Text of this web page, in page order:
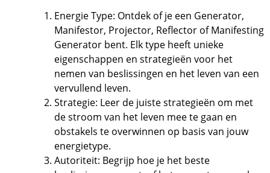
Energie Type: Ontdek of je een Generator,
Manifestor, Projector, Reflector of Manifesting
Generator bent. Elk type heeft unieke
eigenschappen en strategieën voor het
nemen van beslissingen en het leven van een
vervullend leven.
Strategie: Leer de juiste strategieën om met
de stroom van het leven mee te gaan en
obstakels te overwinnen op basis van jouw
energietype.
Autoriteit: Begrijp hoe je het beste